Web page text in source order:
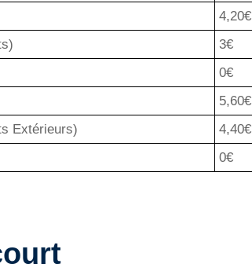
4,20€
3€
0€
5,60€
Extérieurs)
4,40€
0€